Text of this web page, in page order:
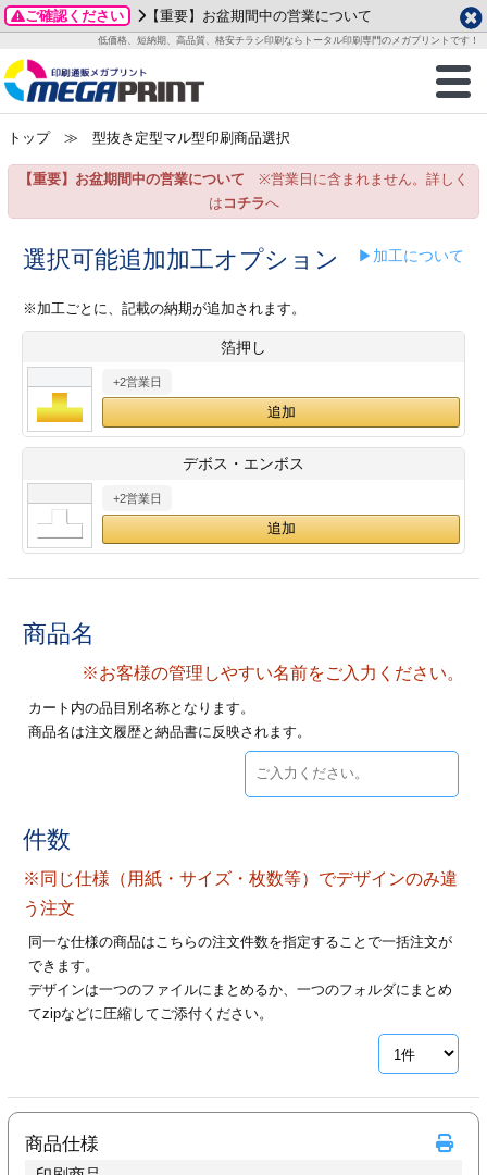
ご確認ください 【重要】お盆期間中の営業について
低価格、短納期、高品質、格安チラシ印刷ならトータル印刷専門のメガプリントです！
商品一覧
グッズ
ステッカー
ックカード印刷
業ツール印刷
＆盛り上げ印刷
ご利用ガイド
お客様へ
いて
方法
/送料について
刷
カード印刷
ックカード名刺
ムカード
型マル型印刷
ード印刷
印刷
ファイル印刷
ァイル印刷
印刷
印刷
リーブ印刷
データ作成ガイド
成前に
ガイド
加工指示ガイド
テンプレート
ード印刷
名刺印刷
ックカード
ード印刷
印刷
形マル型
印刷
名刺印刷
ムカード印刷
刷
カード印刷
フォルダー
ァイル印刷
一覧
わせ
り
プル請求
2026年 8月
月
火 水 木 金
土
1
3
4 5 6 7
8
15
24
25 26 27
29
土
1
2 3
8 9 10 11
12
14
15 16 17 18
19
25
26
28
29 30
トップ≫ 型抜き定型マル型印刷商品選択
【重要】お盆期間中の営業について ※営業日に含まれません。詳しく
は コチラへ
選択可能追加加工オプション ▶加工について
※加工ごとに、記載の納期が追加されます。
箔押し
+2営業日
デボス・エンボス
+2営業日
商品名
※お客様の管理しやすい名前をご入力ください。
カート内の品目別名称となります。
商品名は注文履歴と納品書に反映されます。
件数
※同じ仕様（用紙・サイズ・枚数等）でデザインのみ違
う注文
同一な仕様の商品はこちらの注文件数を指定することで一括注文が
できます。
デザインは一つのファイルにまとめるか、一つのフォルダにまとめ
てzipなどに圧縮してご添付ください。
商品仕様